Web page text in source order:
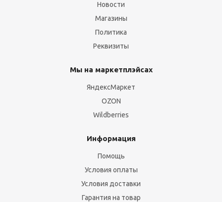
Новости
Магазины
Политика
Реквизиты
Мы на маркетплэйсах
ЯндексМаркет
OZON
Wildberries
Информация
Помощь
Условия оплаты
Условия доставки
Гарантия на товар